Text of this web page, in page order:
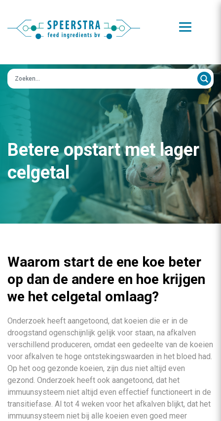
Zoeken op:
Betere opstart met lager
celgetal
Waarom start de ene koe beter
op dan de andere en hoe krijgen
we het celgetal omlaag?
Onderzoek heeft aangetoond, dat koeien die er in de
droogstand ogenschijnlijk gelijk voor staan, na afkalven
verschillend produceren, omdat een gedeelte van de koeien
voor afkalven te hoge ontstekingswaarden in het bloed had.
Op het oog gezonde koeien, zijn dus niet altijd even
gezond. Onderzoek heeft ook aangetoond, dat het
immuunsysteem niet altijd even effectief functioneert in de
transitiefase. Al tot 4 weken voor het afkalven blijkt, dat het
immuunsysteem niet bij alle koeien even goed meer